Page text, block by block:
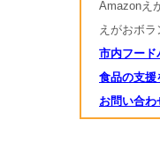
Amazonえ
えがおボラ
市内フード
食品の支援
お問い合わ